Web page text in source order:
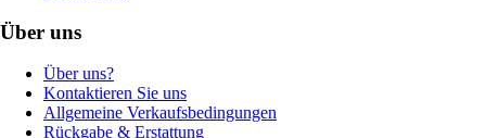
Über uns
Über uns?
Kontaktieren Sie uns
Allgemeine Verkaufsbedingungen
Rückgabe & Erstattung